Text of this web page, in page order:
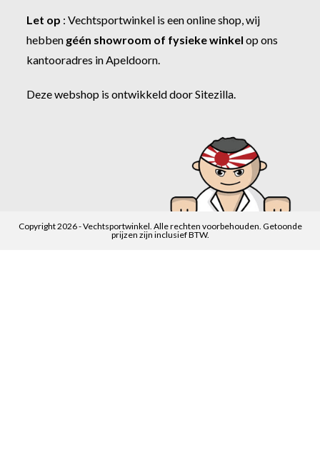
Let op :Vechtsportwinkel is een online shop, wij
hebben géén showroom of fysieke winkel op ons
kantooradres in Apeldoorn.
Deze webshop is ontwikkeld doorSitezilla
Copyright 2026 - Vechtsportwinkel. Alle rechten voorbehouden. Getoonde
prijzen zijn inclusief BTW.